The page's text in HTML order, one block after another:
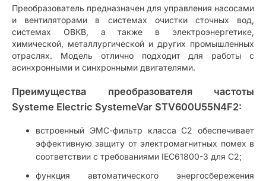
Преобразователь предназначен для управления насосами
и вентиляторами в системах очистки сточных вод,
системах ОВКВ, а также в электроэнергетике,
химической, металлургической и других промышленных
отраслях. Модель отлично подходит для работы с
асинхронными и синхронными двигателями.
Преимущества преобразователя частоты
Systeme Electric SystemeVar STV600U55N4F2:
встроенный ЭМС-фильтр класса C2 обеспечивает
эффективную защиту от электромагнитных помех в
соответствии с требованиями IEC61800-3 для C2;
функция автоматического энергосбережения